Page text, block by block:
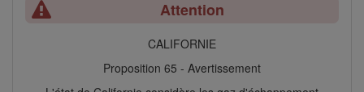
Attention
CALIFORNIE
Proposition 65 - Avertissement